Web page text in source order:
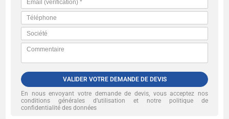
VALIDER VOTRE DEMANDE DE DEVIS
En nous envoyant votre demande de devis, vous acceptez nos
conditions générales d’utilisation et notre politique de
confidentialité des données